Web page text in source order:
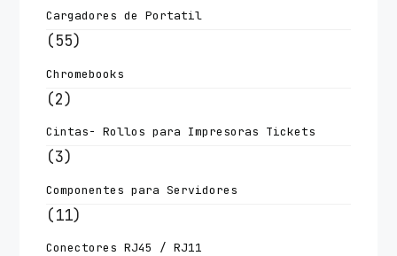
Cargadores de Portatil
(55)
Chromebooks
(2)
Cintas- Rollos para Impresoras Tickets
(3)
Componentes para Servidores
(11)
Conectores RJ45 / RJ11